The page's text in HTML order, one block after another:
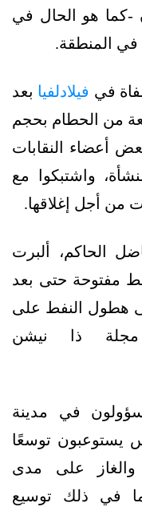
-كما هو الحال في
في المنطقة.
فيلادلفيا بعد
من الحطام بحجم
أعضاء النقابات
واشتبكوا مع
من أجل إغلاقها.
الحاكم، ألبرت
مفتوحة حتى بعد
هطول النفط على
مجلة ذا نيشن
في مدينة
يستوعبون توسعًا
على مدى
في ذلك توسيع